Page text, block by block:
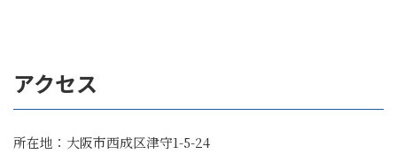
アクセス
所在地：大阪市西成区津守1-5-24